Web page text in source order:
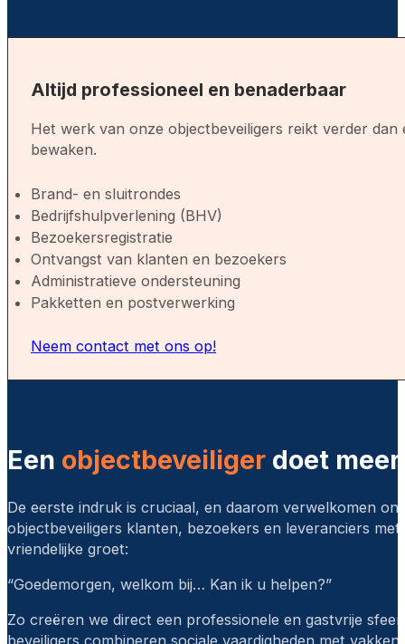
Altijd professioneel en benaderbaar
Het werk van onze objectbeveiligers reikt verder dan
bewaken.
Brand- en sluitrondes
Bedrijfshulpverlening (BHV)
Bezoekersregistratie
Ontvangst van klanten en bezoekers
Administratieve ondersteuning
Pakketten en postverwerking
Neem contact met ons op!
Een objectbeveiliger doet
De eerste indruk is cruciaal, en daarom verwelkomen
objectbeveiligers klanten, bezoekers en leveranciers met
vriendelijke groet:
“Goedemorgen, welkom bij… Kan ik u helpen?”
Zo creëren we direct een professionele en gastvrije